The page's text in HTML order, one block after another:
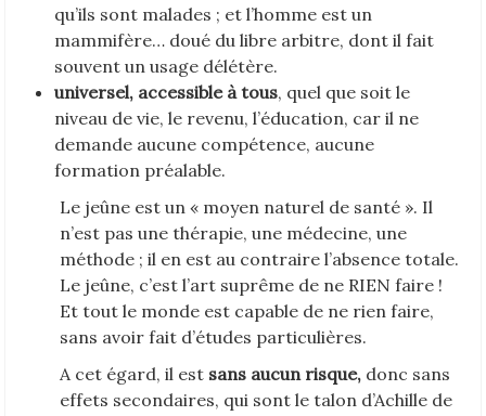
qu’ils sont malades ; et l’homme est un
mammifère… doué du libre arbitre, dont il fait
souvent un usage délétère.
universel, accessible à tous, quel que soit le
niveau de vie, le revenu, l’éducation, car il ne
demande aucune compétence, aucune
formation préalable.
Le jeûne est un « moyen naturel de santé ». Il
n’est pas une thérapie, une médecine, une
méthode ; il en est au contraire l’absence totale.
Le jeûne, c’est l’art suprême de ne RIEN faire !
Et tout le monde est capable de ne rien faire,
sans avoir fait d’études particulières.
A cet égard, il est sans aucun risque, donc sans
effets secondaires, qui sont le talon d’Achille de